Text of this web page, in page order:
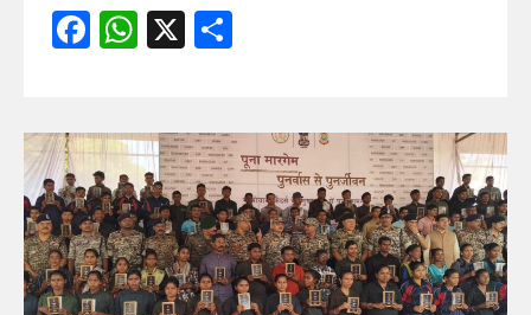
Facebook
WhatsApp
X